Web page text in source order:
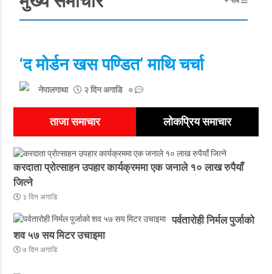
‘द मोर्डन खस पण्डित’ माथि चर्चा
नेपालगाथा २ दिन अगाडि ०
ताजा समाचार लोकप्रिय समाचार
करदाता प्रोत्साहन उपहार कार्यक्रममा एक जनाले १० लाख रुपैयाँ
जित्ने
३ दिन अगाडि
पर्वतारोही निर्मल पुर्जाको
शव ५७ सय मिटर उचाइमा
७ दिन अगाडि